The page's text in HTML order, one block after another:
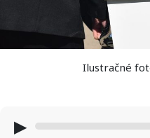
Ilustračné
▶